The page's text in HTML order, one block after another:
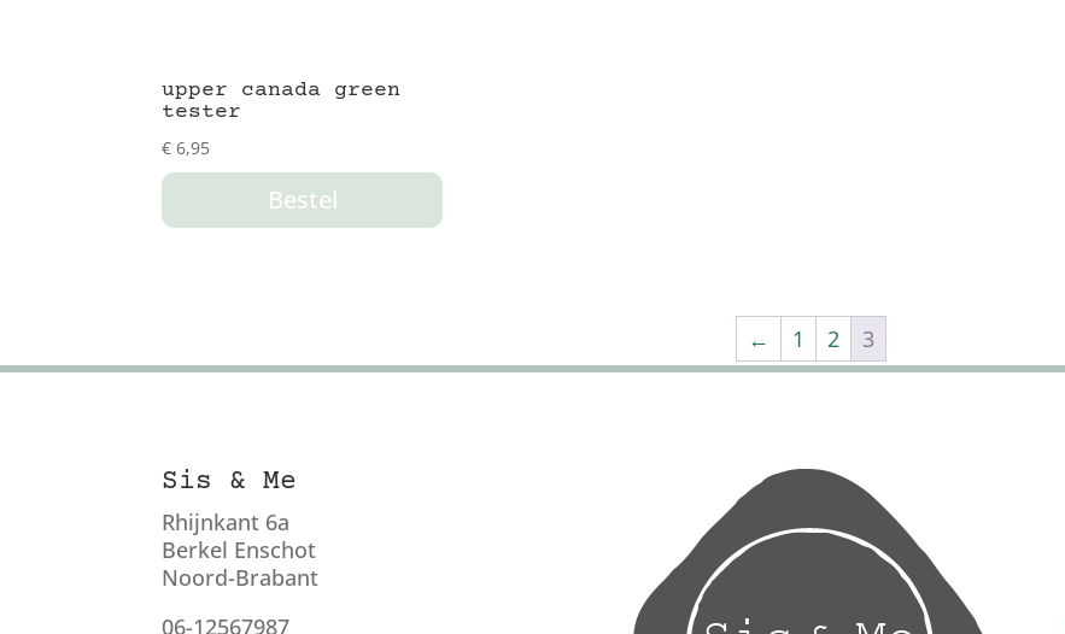
upper canada green
tester
€ 6,95
Bestel
← 1 2 3
Sis & Me
Rhijnkant 6a
Berkel Enschot
Noord-Brabant
06-12567987